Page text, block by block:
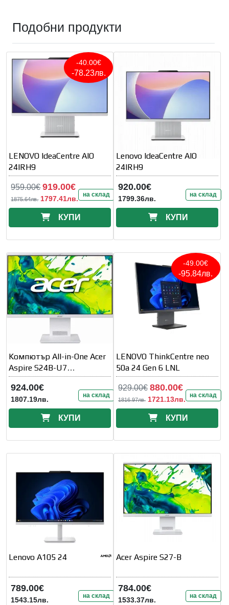
Подобни продукти
-40.00€
-78.23лв.
LENOVO IdeaCentre AIO
24IRH9
959.00€ 919.00€
1875.64лв. 1797.41лв. на склад
КУПИ
Lenovo IdeaCentre AIO
24IRH9
920.00€
1799.36лв. на склад
КУПИ
Kомпютър All-in-One Acer
Aspire S24B-U7
DQ.BSGEX.004 - 23.8" inch
IPS
924.00€
1807.19лв. на склад
КУПИ
-49.00€
-95.84лв.
LENOVO ThinkCentre neo
50a 24 Gen 6 LNL
929.00€ 880.00€
1816.97лв. 1721.13лв. на склад
КУПИ
Lenovo A105 24
789.00€
1543.15лв. на склад
Acer Aspire S27-B
784.00€
1533.37лв. на склад